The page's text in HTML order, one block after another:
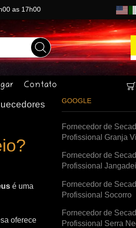
as 17h00
Contato
é uma
oferece
GOOGLE
Fornecedor de
Profissional Granja
Fornecedor de
Profissional
Fornecedor de
Profissional Socorro
Fornecedor de
Profissional Serra